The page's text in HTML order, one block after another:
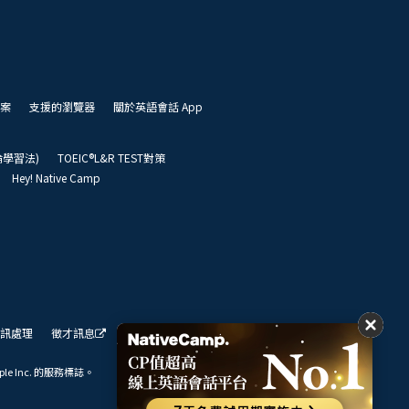
支援的瀏覽器 關於英語會話 App
習法)
TOEIC®L&R TEST對策
Hey! Native Camp
處理 徵才訊息 我們的展望
Inc. 的服務標誌。